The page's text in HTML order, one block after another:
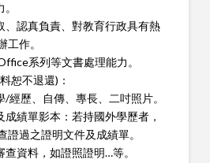
、認真負責、對教育行政具有熱
作。
系列等文書處理能力。
恕不退還)：
經歷、自傳、專長、二吋照片。
績單影本：若持國外學歷者，
證過之證明文件及成績單。
資料，如證照證明…等。